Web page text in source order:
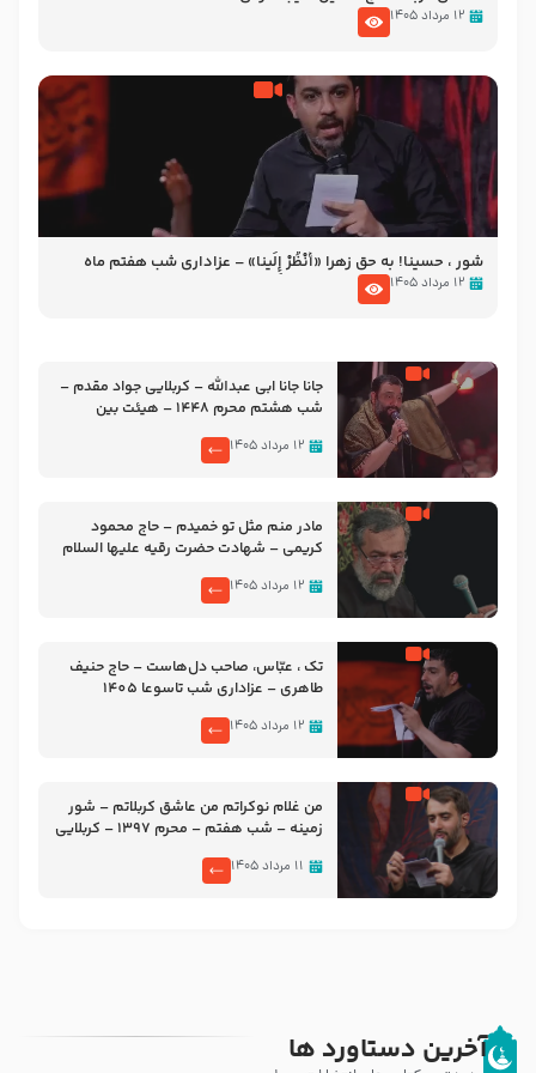
۱۲ مرداد ۱۴۰۵
شور ، حسینا! به‌ حق زهرا «أُنْظُرْ إِلَینا» – عزاداری شب هفتم ماه
محرّم 1405
۱۲ مرداد ۱۴۰۵
جانا جانا ابی عبدالله – کربلایی جواد مقدم –
شب هشتم محرم 1448 – هیئت بین
۱۲ مرداد ۱۴۰۵
مادر منم مثل تو خمیدم – حاج محمود
کریمی – شهادت حضرت رقیه علیها السلام
۱۲ مرداد ۱۴۰۵
تک ، عبّاس، صاحب دل‌هاست – حاج حنیف
طاهری – عزاداری شب تاسوعا 1405
۱۲ مرداد ۱۴۰۵
من غلام نوکراتم من عاشق کربلاتم – شور
زمینه – شب هفتم – محرم 1397 – کربلایی
۱۱ مرداد ۱۴۰۵
آخرین دستاورد ها